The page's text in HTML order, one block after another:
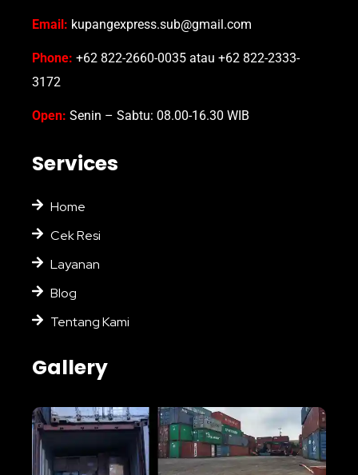
Email: kupangexpress.sub@gmail.com
Phone: +62 822-2660-0035 atau +62 822-2333-
3172
Open: Senin – Sabtu: 08.00-16.30 WIB
Services
Home
Cek Resi
Layanan
Blog
Tentang Kami
Gallery